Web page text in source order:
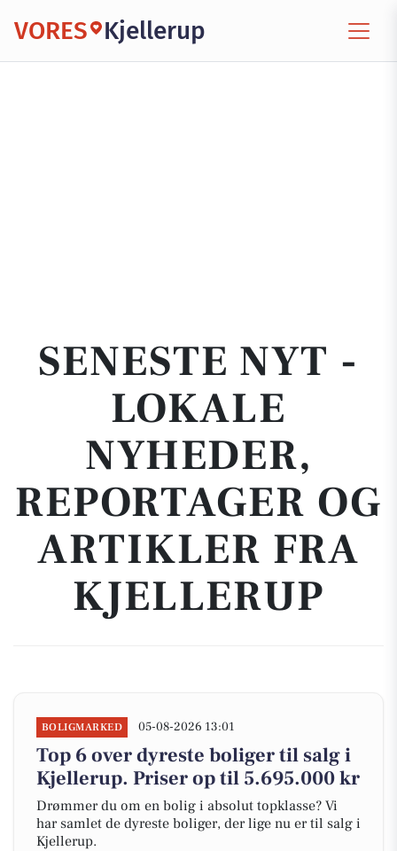
VORES Kjellerup
SENESTE NYT -
LOKALE
NYHEDER,
REPORTAGER OG
ARTIKLER FRA
KJELLERUP
BOLIGMARKED 05-08-2026 13:01
Top 6 over dyreste boliger til salg i
Kjellerup. Priser op til 5.695.000 kr
Drømmer du om en bolig i absolut topklasse? Vi
har samlet de dyreste boliger, der lige nu er til salg i
Kjellerup.